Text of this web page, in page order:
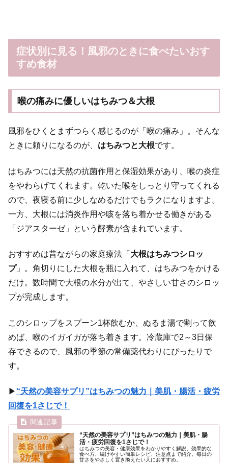
症状別に見る！風邪のときに食べたいおす
すめ食材
喉の痛みに優しいはちみつ＆大根
風邪をひくとまずつらく感じるのが「喉の痛み」。そんな
ときに頼りになるのが、 はちみつと大根です。
はちみつには天然の抗菌作用と保湿効果があり、喉の炎症
をやわらげてくれます。乾いた喉をしっとり守ってくれる
ので、夜寝る前に少しなめるだけでもラクになりますよ。
一方、大根には消炎作用や咳を落ち着かせる働きがある
「ジアスターゼ」という酵素が含まれています。
おすすめは昔ながらの家庭療法「 大根はちみつシロッ
プ」。角切りにした大根を瓶に入れて、はちみつをかける
だけ。数時間で大根の水分が出て、やさしい甘さのシロッ
プが完成します。
このシロップをスプーン1杯飲むか、ぬるま湯で割って飲
めば、喉のイガイガが落ち着きます。冷蔵庫で2～3日保
存できるので、風邪の季節の常備薬代わりにぴったりで
す。
▶ “天然の美容サプリ”はちみつの魅力｜美肌・腸活・疲労
回復を1さじで！
“天然の美容サプリ”はちみつの魅力｜美肌・腸
活・疲労回復を1さじで！
はちみつの美容・健康効果をわかりやすく解説。効果的な
食べ方、続けやすい簡単レシピ、注意点まで紹介。毎日の
甘さをやさしく置き換えたい人におすすめ。